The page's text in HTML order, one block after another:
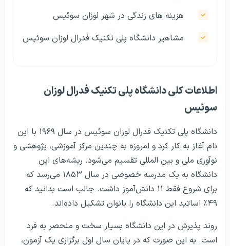
هزینه های زندگی در شهر لوزان سوئيس
مشاهیر دانشگاه پلی تکنیک فدرال لوزان سوئیس
اطلاعات کلی دانشگاه پلی تکنیک فدرال لوزان
سوئیس
دانشگاه پلی تکنیک فدرال لوزان سوئیس در سال ۱۹۶۹ با این
نام آغاز به کار کرد و امروزه به چندین مرکز آموزشی، پژوهشی و
نوآوری ملی و بین المللی تقسیم می‌شود. ریشه‌های این
دانشگاه به یک مدرسه خصوصی در سال ۱۸۵۳ می‌رسد که
برای شروع فقط ۱۱ دانش‌آموز داشت. جالب است بدانید که
۴۹٪ اساتید این دانشگاه را بانوان تشکیل داده‌اند.
روند پذیرش در این دانشگاه بسیار سخت و منحصر به فرد
است. به این صورت که در پایان سال اول برگزاری یک آزمون،